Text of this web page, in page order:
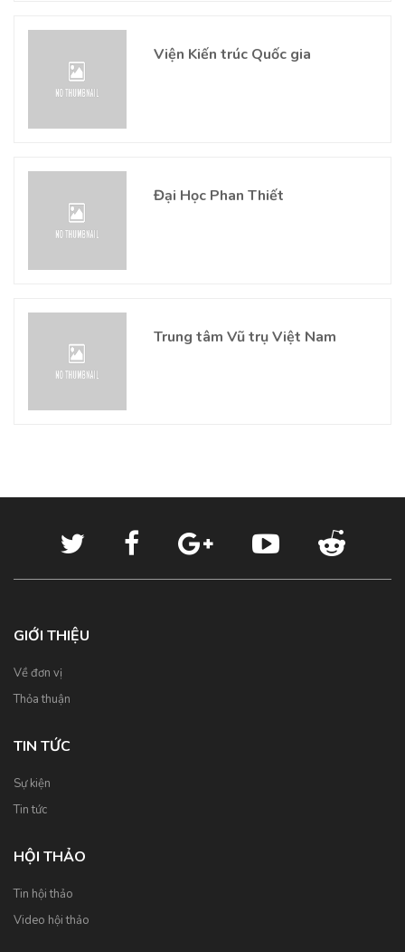
Viện Kiến trúc Quốc gia
Đại Học Phan Thiết
Trung tâm Vũ trụ Việt Nam
GIỚI THIỆU
Về đơn vị
Thỏa thuận
TIN TỨC
Sự kiện
Tin tức
HỘI THẢO
Tin hội thảo
Video hội thảo